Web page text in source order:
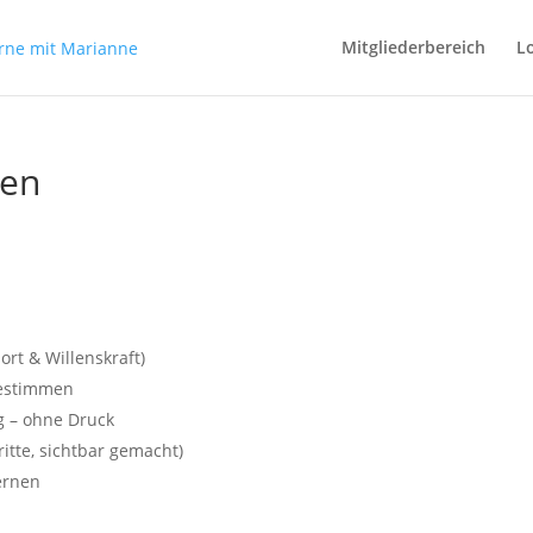
Mitgliederbereich
& Willenskraft)
ohne Druck
sichtbar gemacht)